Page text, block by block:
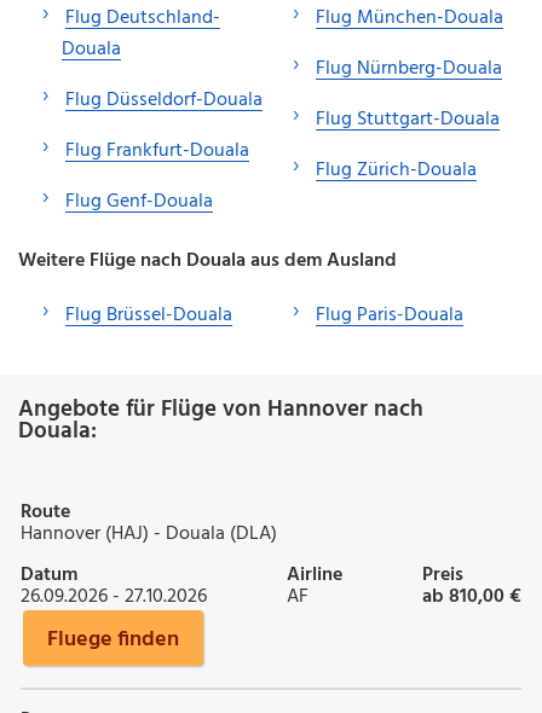
Flug Deutschland-
Douala
Flug Düsseldorf-Douala
Flug Frankfurt-Douala
Flug Genf-Douala
Flug München-Douala
Flug Nürnberg-Douala
Flug Stuttgart-Douala
Flug Zürich-Douala
Weitere Flüge nach Douala aus dem Ausland
Flug Brüssel-Douala
Flug Paris-Douala
Angebote für Flüge von Hannover nach
Douala:
Route
Hannover (HAJ) - Douala (DLA)
Datum
26.09.2026 - 27.10.2026
Airline
AF
Preis
ab 810,00 €
Fluege finden